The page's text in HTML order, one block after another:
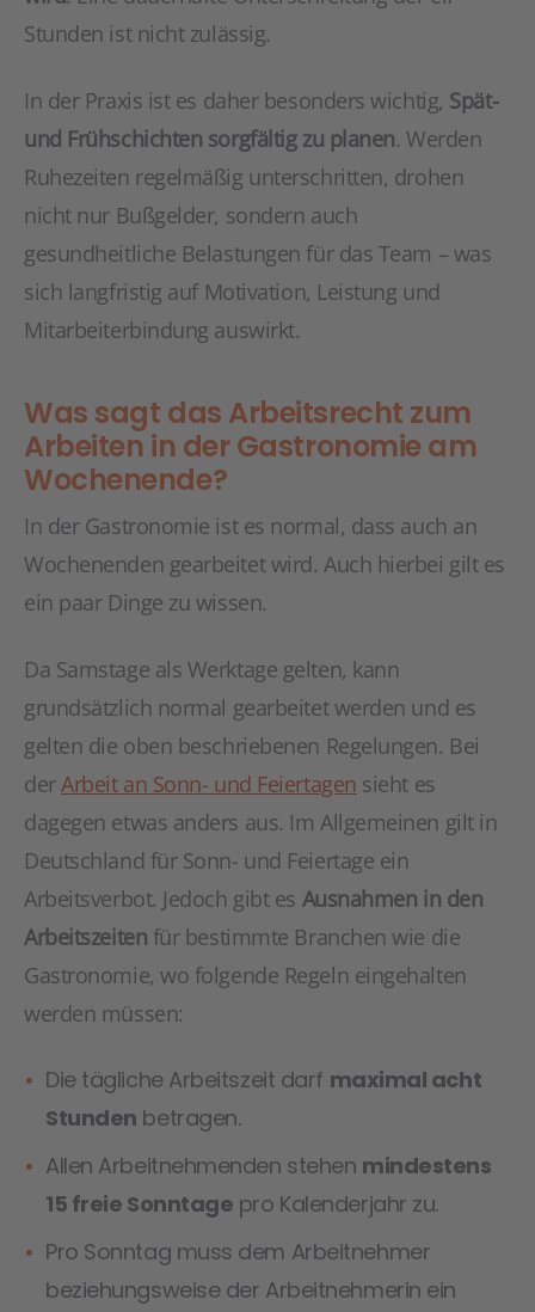
Stunden ist nicht zulässig.
In der Praxis ist es daher besonders wichtig, Spät-
und Frühschichten sorgfältig zu planen. Werden
Ruhezeiten regelmäßig unterschritten, drohen
nicht nur Bußgelder, sondern auch
gesundheitliche Belastungen für das Team – was
sich langfristig auf Motivation, Leistung und
Mitarbeiterbindung auswirkt.
Was sagt das Arbeitsrecht zum
Arbeiten in der Gastronomie am
Wochenende?
In der Gastronomie ist es normal, dass auch an
Wochenenden gearbeitet wird. Auch hierbei gilt es
ein paar Dinge zu wissen.
Da Samstage als Werktage gelten, kann
grundsätzlich normal gearbeitet werden und es
gelten die oben beschriebenen Regelungen. Bei
derArbeit an Sonn- und Feiertagen sieht es
dagegen etwas anders aus. Im Allgemeinen gilt in
Deutschland für Sonn- und Feiertage ein
Arbeitsverbot. Jedoch gibt es Ausnahmen in den
Arbeitszeiten für bestimmte Branchen wie die
Gastronomie, wo folgende Regeln eingehalten
werden müssen:
Die tägliche Arbeitszeit darf maximal acht
Stunden betragen.
Allen Arbeitnehmenden stehen mindestens
15 freie Sonntage pro Kalenderjahr zu.
Pro Sonntag muss dem Arbeitnehmer
beziehungsweise der Arbeitnehmerin ein